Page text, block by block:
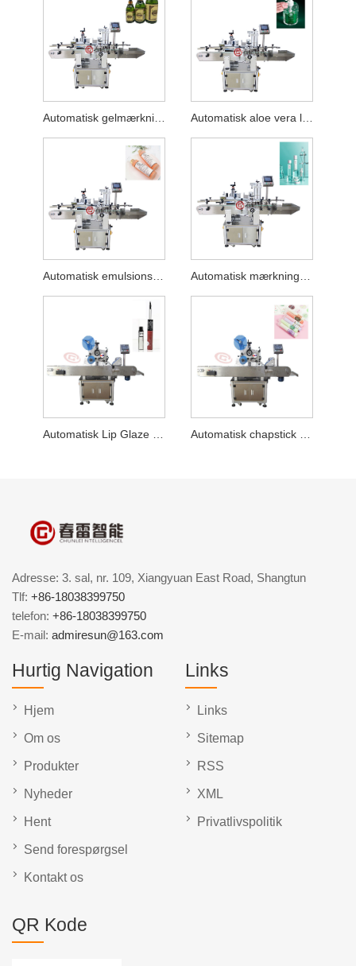
Automatisk gelmærkningsmaskine
Automatisk emulsionsmærkningsmaskine
Adresse: 3. sal, nr. 109, Xiangyuan East Road, Shangtun
Tlf: +86-18038399750
telefon: +86-18038399750
E-mail: admiresun@163.com
Hurtig Navigation
Hjem
Om os
Produkter
Nyheder
Hent
Send forespørgsel
Kontakt os
Links
Links
Sitemap
RSS
XML
Privatlivspolitik
QR Kode